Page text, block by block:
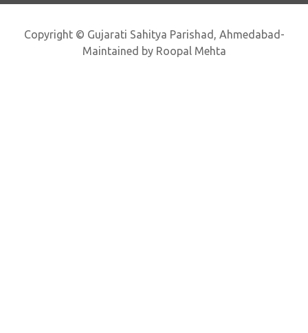
Copyright © Gujarati Sahitya Parishad, Ahmedabad-
Maintained by Roopal Mehta